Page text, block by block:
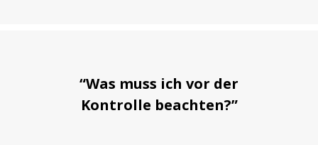
“Was muss ich vor der
Kontrolle beachten?”